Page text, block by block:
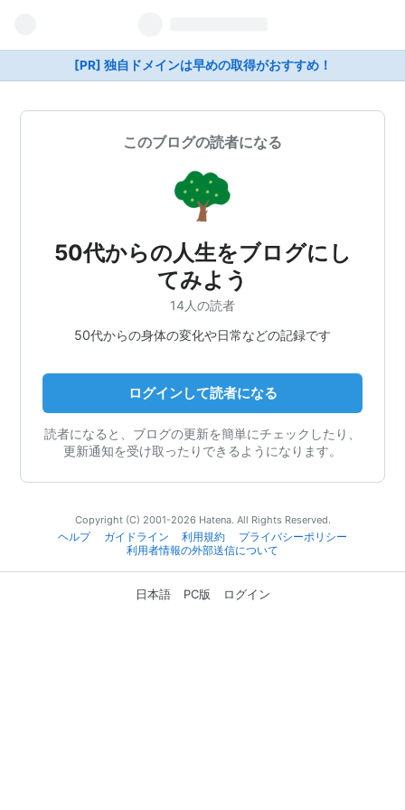
[PR] 独自ドメインは早めの取得がおすすめ！
このブログの読者になる
50代からの人生をブログにし
てみよう
14人の読者
50代からの身体の変化や日常などの記録です
ログインして読者になる
読者になると、ブログの更新を簡単にチェックしたり、
更新通知を受け取ったりできるようになります。
Copyright (C) 2001-2026 Hatena. All Rights Reserved.
ヘルプ
ガイドライン 利用規約
プライバシーポリシー
利用者情報の外部送信について
日本語 PC版 ログイン